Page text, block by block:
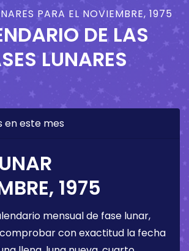
PARA EL NOVIEMBRE, 1975
DE LAS
LUNARES
en este mes
1975
mensual de fase lunar,
con exactitud la fecha